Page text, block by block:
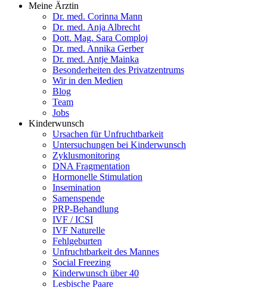
Meine Ärztin
Dr. med. Corinna Mann
Dr. med. Anja Albrecht
Dott. Mag. Sara Comploj
Dr. med. Annika Gerber
Dr. med. Antje Mainka
Besonderheiten des Privatzentrums
Wir in den Medien
Blog
Team
Jobs
Kinderwunsch
Ursachen für Unfruchtbarkeit
Untersuchungen bei Kinderwunsch
Zyklusmonitoring
DNA Fragmentation
Hormonelle Stimulation
Insemination
Samenspende
PRP-Behandlung
IVF / ICSI
IVF Naturelle
Fehlgeburten
Unfruchtbarkeit des Mannes
Social Freezing
Kinderwunsch über 40
Lesbische Paare